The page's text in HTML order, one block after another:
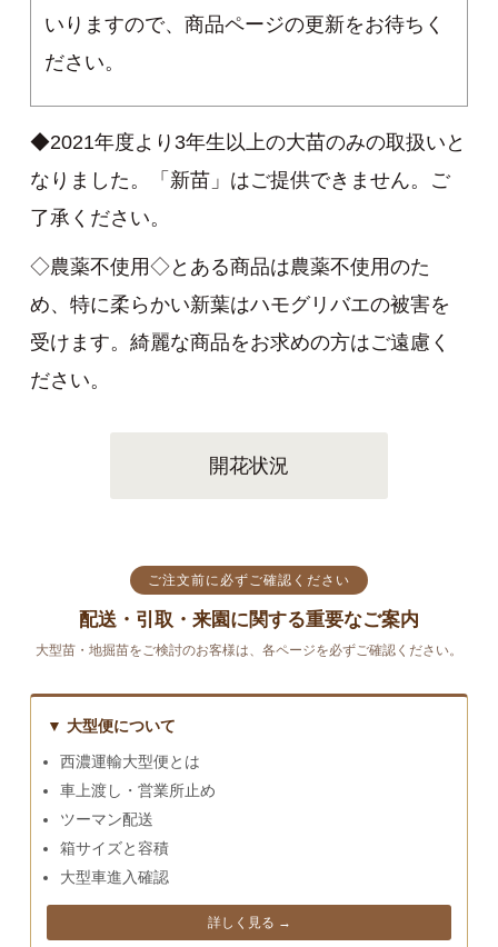
いりますので、商品ページの更新をお待ちく
ださい。
◆2021年度より3年生以上の大苗のみの取扱いと
なりました。「新苗」はご提供できません。ご
了承ください。
◇農薬不使用◇とある商品は農薬不使用のた
め、特に柔らかい新葉はハモグリバエの被害を
受けます。綺麗な商品をお求めの方はご遠慮く
ださい。
開花状況
ご注文前に必ずご確認ください
配送・引取・来園に関する重要なご案内
大型苗・地掘苗をご検討のお客様は、各ページを必ずご確認ください。
▼ 大型便について
西濃運輸大型便とは
車上渡し・営業所止め
ツーマン配送
箱サイズと容積
大型車進入確認
詳しく見る →